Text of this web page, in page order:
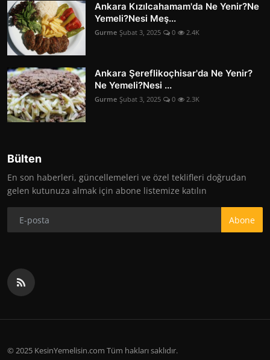
Ankara Kızılcahamam'da Ne Yenir?Ne
Yemeli?Nesi Meş...
Gurme Şubat 3, 2025 0 2.4K
Ankara Şereflikoçhisar'da Ne Yenir?
Ne Yemeli?Nesi ...
Gurme Şubat 3, 2025 0 2.3K
Bülten
En son haberleri, güncellemeleri ve özel teklifleri doğrudan
gelen kutunuza almak için abone listemize katılın
Abone
© 2025 KesinYemelisin.com Tüm hakları saklıdır.